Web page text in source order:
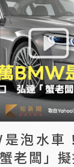
是泡水車
老闆」擬